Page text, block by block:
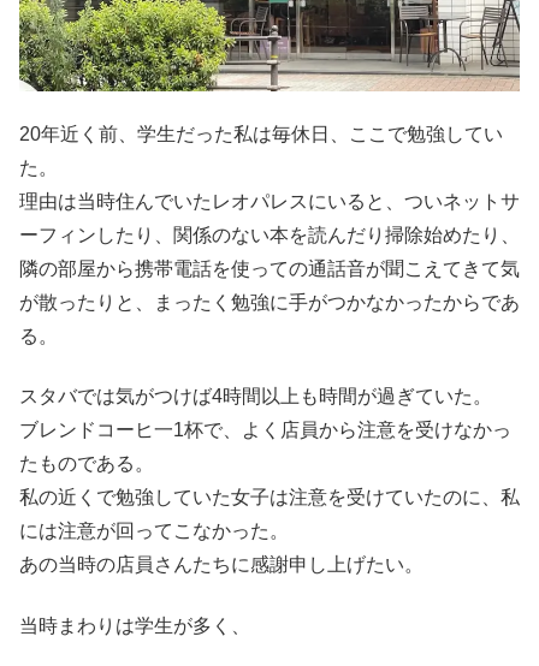
20年近く前、学生だった私は毎休日、ここで勉強してい
た。
理由は当時住んでいたレオパレスにいると、ついネットサ
ーフィンしたり、関係のない本を読んだり掃除始めたり、
隣の部屋から携帯電話を使っての通話音が聞こえてきて気
が散ったりと、まったく勉強に手がつかなかったからであ
る。
スタバでは気がつけば4時間以上も時間が過ぎていた。
ブレンドコーヒ一1杯で、よく店員から注意を受けなかっ
たものである。
私の近くで勉強していた女子は注意を受けていたのに、私
には注意が回ってこなかった。
あの当時の店員さんたちに感謝申し上げたい。
当時まわりは学生が多く、